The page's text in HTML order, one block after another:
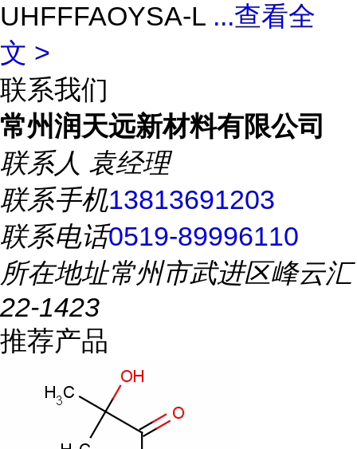
UHFFFAOYSA-L ...查看全
文 >
联系我们
常州润天远新材料有限公司
联系人 袁经理
联系手机13813691203
联系电话0519-89996110
所在地址常州市武进区峰云汇
22-1423
推荐产品